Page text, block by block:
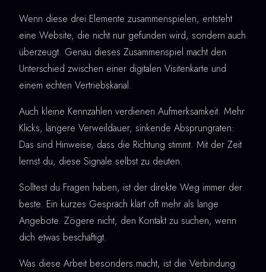
Wenn diese drei Elemente zusammenspielen, entsteht
eine Website, die nicht nur gefunden wird, sondern auch
überzeugt. Genau dieses Zusammenspiel macht den
Unterschied zwischen einer digitalen Visitenkarte und
einem echten Vertriebskanal.
Auch kleine Kennzahlen verdienen Aufmerksamkeit. Mehr
Klicks, längere Verweildauer, sinkende Absprungraten:
Das sind Hinweise, dass die Richtung stimmt. Mit der Zeit
lernst du, diese Signale selbst zu deuten.
Solltest du Fragen haben, ist der direkte Weg immer der
beste. Ein kurzes Gespräch klärt oft mehr als lange
Angebote. Zögere nicht, den Kontakt zu suchen, wenn
dich etwas beschäftigt.
Was diese Arbeit besonders macht, ist die Verbindung